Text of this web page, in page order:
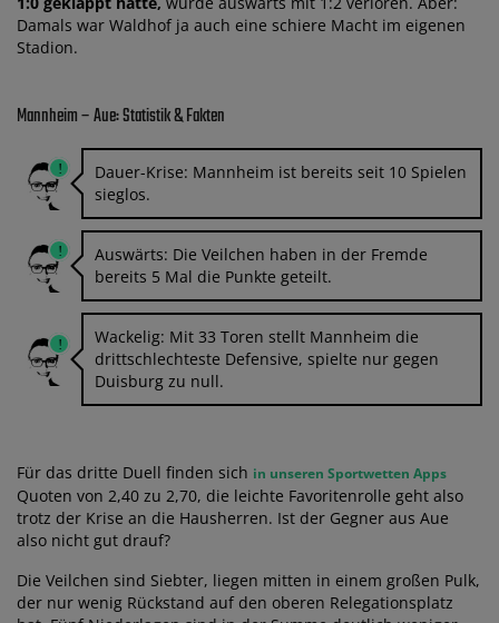
Damals war Waldhof ja auch eine schiere Macht im eigenen
Stadion.
Mannheim – Aue: Statistik & Fakten
Dauer-Krise: Mannheim ist bereits seit 10 Spielen
sieglos.
Auswärts: Die Veilchen haben in der Fremde
bereits 5 Mal die Punkte geteilt.
Wackelig: Mit 33 Toren stellt Mannheim die
drittschlechteste Defensive, spielte nur gegen
Duisburg zu null.
Für das dritte Duell finden sich in unseren Sportwetten Apps
Quoten von 2,40 zu 2,70, die leichte Favoritenrolle geht also
trotz der Krise an die Hausherren. Ist der Gegner aus Aue
also nicht gut drauf?
Die Veilchen sind Siebter, liegen mitten in einem großen Pulk,
der nur wenig Rückstand auf den oberen Relegationsplatz